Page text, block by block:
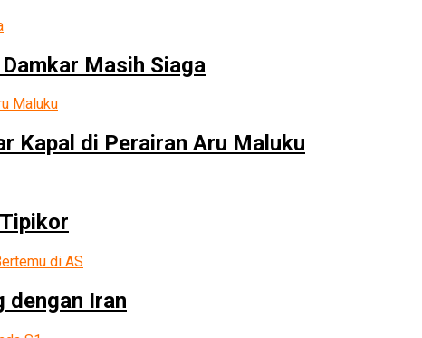
Masih Siaga
Kapal di Perairan Aru Maluku
dengan Iran